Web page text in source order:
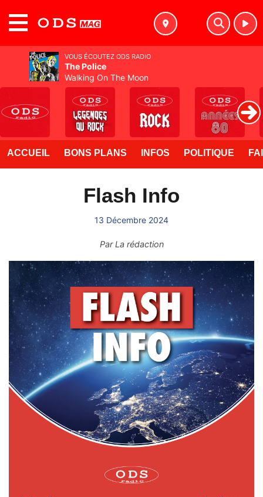
ACCUEIL BONS PLANS INFOS POLITIQUE
Flash Info
13 Décembre 2024
ParLa rédaction
VOUS ÉCOUTEZ ODS RADIO
The Police
Walking On The Moon